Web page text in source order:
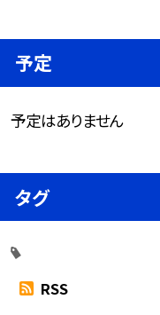
予定
予定はありません
タグ
RSS